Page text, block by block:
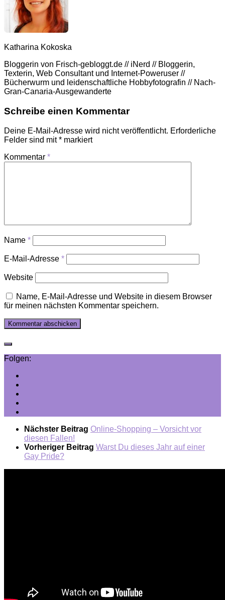
Katharina Kokoska
Bloggerin von Frisch-gebloggt.de // iNerd // Bloggerin,
Texterin, Web Consultant und Internet-Poweruser //
Bücherwurm und leidenschaftliche Hobbyfotografin // Nach-
Gran-Canaria-Ausgewanderte
Schreibe einen Kommentar
Deine E-Mail-Adresse wird nicht veröffentlicht. Erforderliche
Felder sind mit* markiert
Kommentar *
Name *
E-Mail-Adresse *
Website
Name, E-Mail-Adresse und Website in diesem Browser
für meinen nächsten Kommentar speichern.
Folgen:
Nächster Beitrag Online-Shopping – Vorsicht vor
diesen Fallen!
Vorheriger Beitrag Warst Du dieses Jahr auf einer
Gay Pride?